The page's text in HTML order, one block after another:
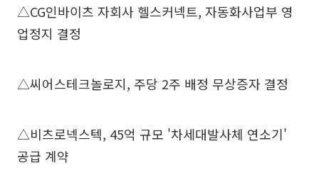
△CG인바이츠 자회사 헬스커넥트, 자동화사업부 영
업정지 결정
△씨어스테크놀로지, 주당 2주 배정 무상증자 결정
△비츠로넥스텍, 45억 규모 '차세대발사체 연소기'
공급 계약